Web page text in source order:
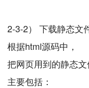
2-3-2） 下载静态文
根据html源码中，
把网页用到的静态
主要包括：